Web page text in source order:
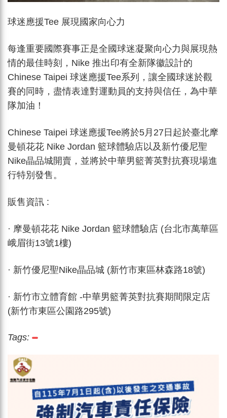
球迷應援Tee 展現國家向心力
每逢重要國際賽事正是全國球迷凝聚向心力與展現熱
情的最佳時刻，Nike 推出印有全新隊徽設計的
Chinese Taipei 球迷應援Tee系列，讓全國球迷於觀
賽的同時，盡情表達對運動員的支持與信任，為中華
隊加油！
Chinese Taipei 球迷應援Tee將於5月27日起於臺北摩
曼頓花花 Nike Jordan 籃球體驗店以及新竹優尼聖
Nike晶品城開賣，並將於中華男籃菁英對抗賽現場進
行特別發售。
販售資訊 :
· 摩曼頓花花 Nike Jordan 籃球體驗店 (台北市萬華區
峨眉街13號1樓)
· 新竹優尼聖Nike晶品城 (新竹市東區林森路18號)
· 新竹市立體育館 -中華男籃菁英對抗賽期間限定店
(新竹市東區公園路295號)
Tags: